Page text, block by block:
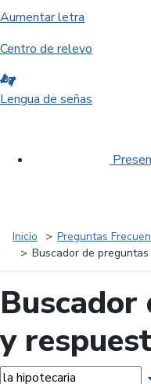
Aumentar letra
Centro de relevo
Lengua de señas
Inicio
Preguntas
Buscador de
Buscador
y